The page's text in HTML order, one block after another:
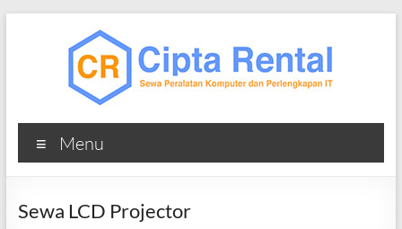
Cipta
Rental
Laptop
Menu
Sewa LCD Projector